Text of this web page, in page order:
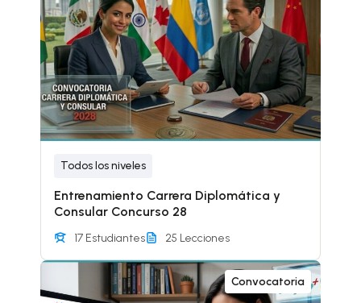
Todos los niveles
Entrenamiento Carrera Diplomática y
Consular Concurso 28
17 Estudiantes 25 Lecciones
Convocatoria